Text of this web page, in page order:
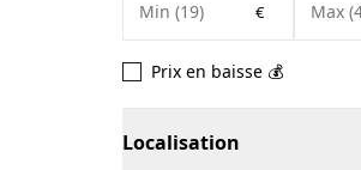
€
Prix en baisse 💰
Localisation